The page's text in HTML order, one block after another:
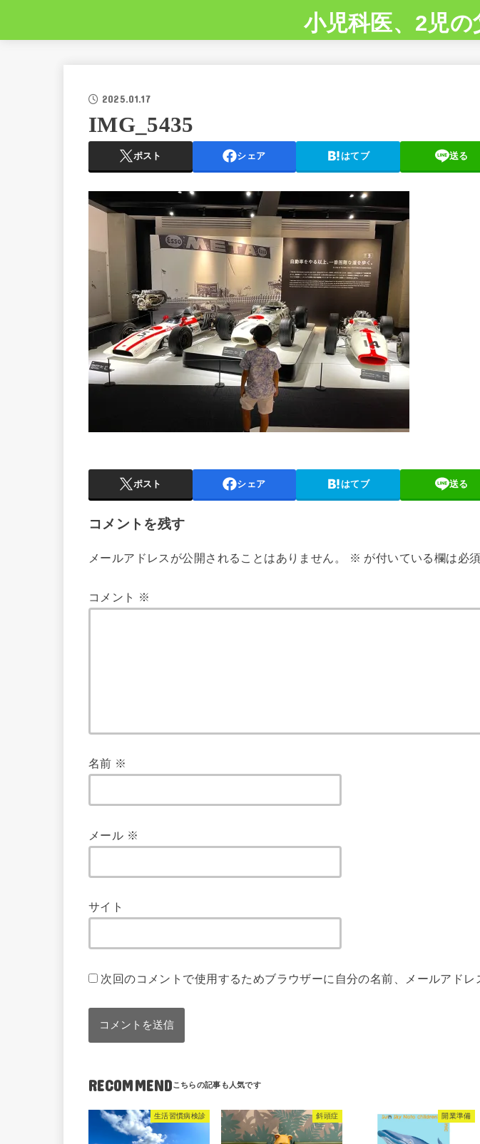
小児科医、2児
2025.01.17
IMG_5435
ポスト シェア はてブ 送る
ポスト シェア はてブ 送る
コメントを残す
メールアドレスが公開されることはありません。 ※ が付いている欄は必
コメント ※
名前 ※
メール ※
サイト
次回のコメントで使用するためブラウザーに自分の名前、メールアドレ
RECOMMEND
生活習慣病検診 斜頭症 開業準備